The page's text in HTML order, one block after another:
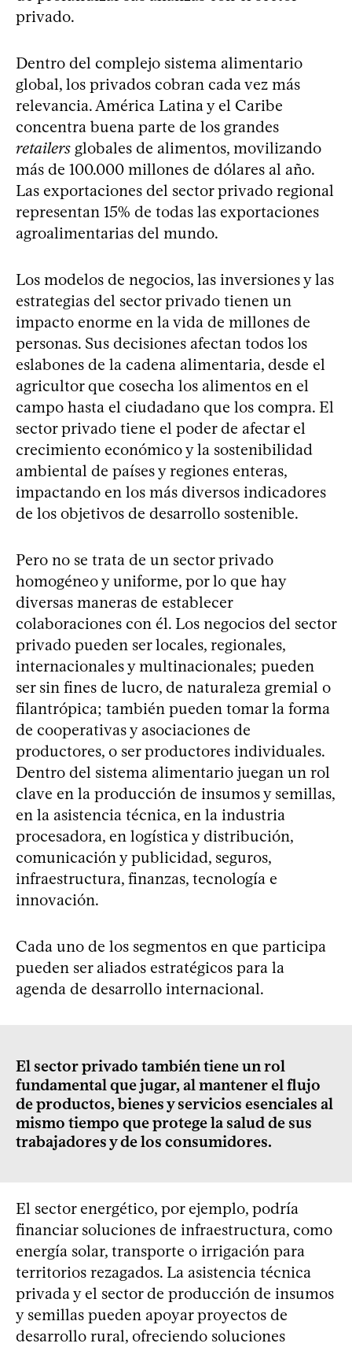
privado.
Dentro del complejo sistema alimentario
global, los privados cobran cada vez más
relevancia. América Latina y el Caribe
concentra buena parte de los grandes
retailers globales de alimentos, movilizando
más de 100.000 millones de dólares al año.
Las exportaciones del sector privado regional
representan 15% de todas las exportaciones
agroalimentarias del mundo.
Los modelos de negocios, las inversiones y las
estrategias del sector privado tienen un
impacto enorme en la vida de millones de
personas. Sus decisiones afectan todos los
eslabones de la cadena alimentaria, desde el
agricultor que cosecha los alimentos en el
campo hasta el ciudadano que los compra. El
sector privado tiene el poder de afectar el
crecimiento económico y la sostenibilidad
ambiental de países y regiones enteras,
impactando en los más diversos indicadores
de los objetivos de desarrollo sostenible.
Pero no se trata de un sector privado
homogéneo y uniforme, por lo que hay
diversas maneras de establecer
colaboraciones con él. Los negocios del sector
privado pueden ser locales, regionales,
internacionales y multinacionales; pueden
ser sin fines de lucro, de naturaleza gremial o
filantrópica; también pueden tomar la forma
de cooperativas y asociaciones de
productores, o ser productores individuales.
Dentro del sistema alimentario juegan un rol
clave en la producción de insumos y semillas,
en la asistencia técnica, en la industria
procesadora, en logística y distribución,
comunicación y publicidad, seguros,
infraestructura, finanzas, tecnología e
innovación.
Cada uno de los segmentos en que participa
pueden ser aliados estratégicos para la
agenda de desarrollo internacional.
El sector privado también tiene un rol
fundamental que jugar, al mantener el flujo
de productos, bienes y servicios esenciales al
mismo tiempo que protege la salud de sus
trabajadores y de los consumidores.
El sector energético, por ejemplo, podría
financiar soluciones de infraestructura, como
energía solar, transporte o irrigación para
territorios rezagados. La asistencia técnica
privada y el sector de producción de insumos
y semillas pueden apoyar proyectos de
desarrollo rural, ofreciendo soluciones